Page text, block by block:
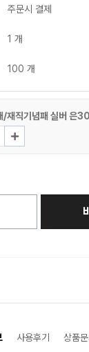
주문시 결제
1 개
100 개
/재직기념패 실버 은
사용후기 상품문